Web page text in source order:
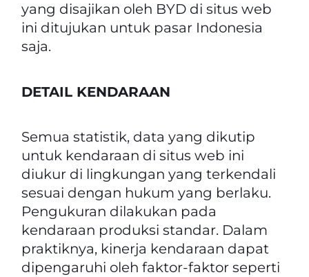
yang disajikan oleh BYD di situs web
ini ditujukan untuk pasar Indonesia
saja.
DETAIL KENDARAAN
Semua statistik, data yang dikutip
untuk kendaraan di situs web ini
diukur di lingkungan yang terkendali
sesuai dengan hukum yang berlaku.
Pengukuran dilakukan pada
kendaraan produksi standar. Dalam
praktiknya, kinerja kendaraan dapat
dipengaruhi oleh faktor-faktor seperti